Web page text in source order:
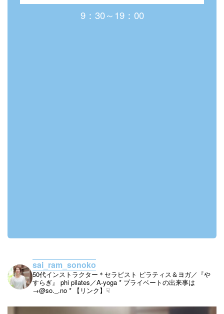
9：30～19：00
sai_ram_sonoko
50代インストラクター＊セラピスト ピラティス＆ヨガ／『や
すらぎ』
phi pilates／A-yoga * プライベートの出来事は
→@so._.no * 【リンク】☟